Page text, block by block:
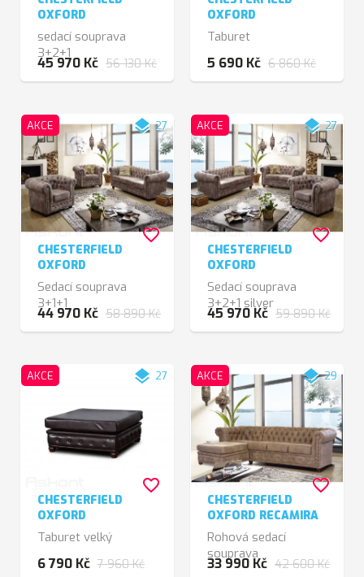
OXFORD
sedací souprava
3+2+1
45 970 Kč 56 130 Kč
OXFORD
Taburet
5 690 Kč 6 860 Kč
AKCE layers27
CHESTERFIELD
OXFORD
Sedací souprava
3+1+1
44 970 Kč 58 890 Kč
favorite_border
AKCE layers27
CHESTERFIELD
OXFORD
Sedací souprava
3+2+1 silver
45 970 Kč 59 890 Kč
favorite_border
AKCE layers 27
CHESTERFIELD
OXFORD
Taburet velký
6 790 Kč 7 960 Kč
favorite_border
AKCE layers29
CHESTERFIELD
OXFORD RECAMIRA
Rohová sedací
souprava
33 990 Kč 42 600 Kč
favorite_border